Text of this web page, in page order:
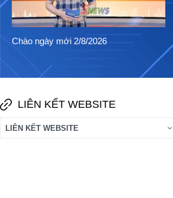
Chào ngày mới 2/8/2026
LIÊN KẾT WEBSITE